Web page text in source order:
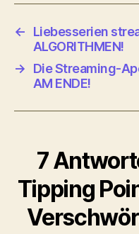
←
Liebesserien
ALGORITHMEN!
→
Die Streaming-
AM ENDE!
7
Tipping